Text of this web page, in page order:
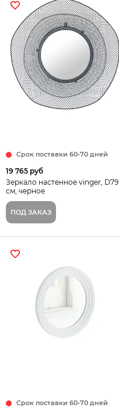
Срок поставки 60-70 дней
19 765 руб
Зеркало настенное vinger, D79
см, черное
ПОД ЗАКАЗ
Срок поставки 60-70 дней